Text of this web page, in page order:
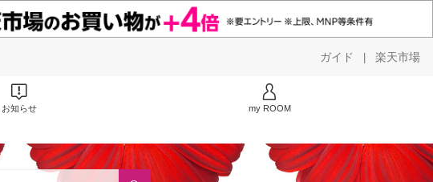
ガイド | 楽天市場
お知らせ my ROOM